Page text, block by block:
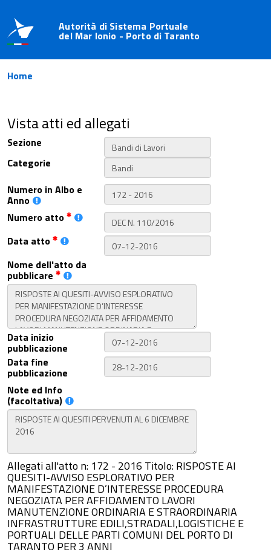
Autorità di Sistema Portuale
del Mar Ionio - Porto di Taranto
Home
Vista atti ed allegati
Sezione
Categorie
Numero in Albo e
Anno
Numero atto
Data atto
Nome dell'atto da
pubblicare
Data inizio
pubblicazione
Data fine
pubblicazione
Note ed Info
(facoltativa)
Allegati all'atto n: 172 - 2016 Titolo: RISPOSTE AI
QUESITI-AVVISO ESPLORATIVO PER
MANIFESTAZIONE D’INTERESSE PROCEDURA
NEGOZIATA PER AFFIDAMENTO LAVORI
MANUTENZIONE ORDINARIA E STRAORDINARIA
INFRASTRUTTURE EDILI,STRADALI,LOGISTICHE E
PORTUALI DELLE PARTI COMUNI DEL PORTO DI
TARANTO PER 3 ANNI